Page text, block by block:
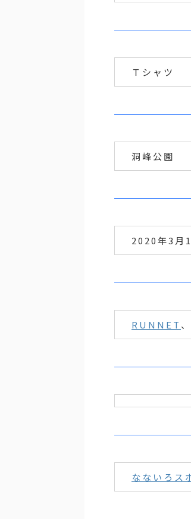
Ｔシャツ
洞峰公園
2020年3月
RUNNET 、
なないろス